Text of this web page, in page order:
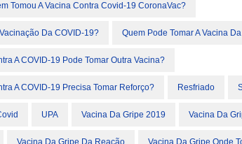
Tomou A Vacina Contra Covid-19 CoronaVac?
Da COVID-19? Quem Pode Tomar A Vacina
A COVID-19 Pode Tomar Outra Vacina?
A COVID-19 Precisa Tomar Reforço? Resfriado
UPA Vacina Da Gripe 2019 Vacina Da
Vacina Da Gripe Da Reação Vacina Da Gripe Onde